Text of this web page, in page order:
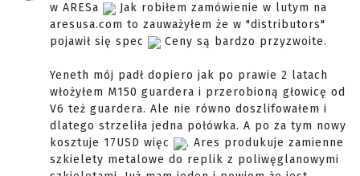
w ARESa
Jak robiłem zamówienie w lutym na
aresusa.com to zauważyłem że w "distributors"
pojawił się spec
Ceny są bardzo przyzwoite.
Yeneth mój padł dopiero jak po prawie 2 latach
włożyłem M150 guardera i przerobioną głowicę od
V6 też guardera. Ale nie równo doszlifowałem i
dlatego strzeliła jedna połówka. A po za tym nowy
kosztuje 17USD więc
. Ares produkuje zamienne
szkielety metalowe do replik z poliwęglanowymi